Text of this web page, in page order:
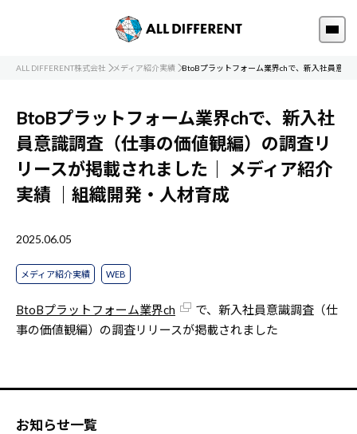
ALL DIFFERENT株式会社 メディア紹介実績 BtoBプラットフォーム業界chで、新入社員意識
BtoBプラットフォーム業界chで、新入社
員意識調査（仕事の価値観編）の調査リ
リースが掲載されました｜ メディア紹介
実績
｜組織開発・人材育成
2025.06.05
メディア紹介実績 WEB
BtoBプラットフォーム業界ch
で、新入社員意識調査（仕
事の価値観編）の調査リリースが掲載されました
お知らせ一覧